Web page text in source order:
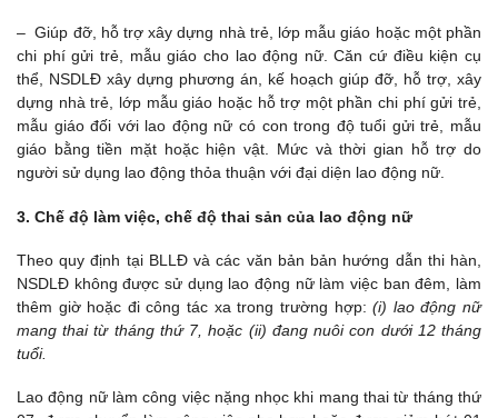
– Giúp đỡ, hỗ trợ xây dựng nhà trẻ, lớp mẫu giáo hoặc một phần
chi phí gửi trẻ, mẫu giáo cho lao động nữ. Căn cứ điều kiện cụ
thể, NSDLĐ xây dựng phương án, kế hoạch giúp đỡ, hỗ trợ, xây
dựng nhà trẻ, lớp mẫu giáo hoặc hỗ trợ một phần chi phí gửi trẻ,
mẫu giáo đối với lao động nữ có con trong độ tuổi gửi trẻ, mẫu
giáo bằng tiền mặt hoặc hiện vật. Mức và thời gian hỗ trợ do
người sử dụng lao động thỏa thuận với đại diện lao động nữ.
3. Chế độ làm việc, chế độ thai sản của lao động nữ
Theo quy định tại BLLĐ và các văn bản bản hướng dẫn thi hàn,
NSDLĐ không được sử dụng lao động nữ làm việc ban đêm, làm
thêm giờ hoặc đi công tác xa trong trường hợp:(i) lao động nữ
mang thai từ tháng thứ 7, hoặc (ii) đang nuôi con dưới 12 tháng
tuổi.
Lao động nữ làm công việc nặng nhọc khi mang thai từ tháng thứ